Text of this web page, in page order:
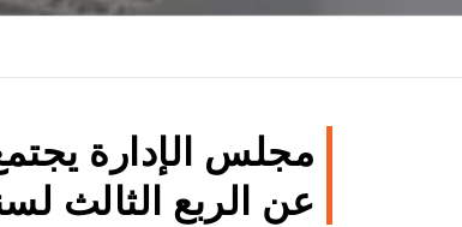
مجلس الإدارة
عن الربع الثالث لسنة